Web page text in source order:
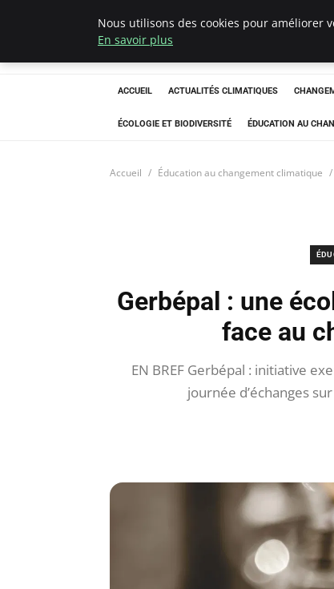
ACCUEIL ACTUALITÉS CLIMATIQUES
ÉCOLOGIE ET BIODIVERSITÉ ÉDUCATION AU
Accueil Éducation au changement climatique
Gerbépal : une
face au
EN BREF Gerbépal : initiative
journée d’échanges
Nous utilisons des cookies pour améliorer
En savoir plus